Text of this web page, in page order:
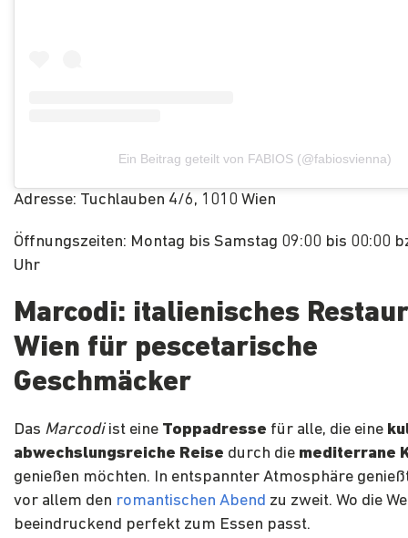
Ein Beitrag geteilt von FABIOS (@fabiosvienna)
Adresse: Tuchlauben 4/6, 1010 Wien
Öffnungszeiten: Montag bis Samstag 09:00 bis 00:00
Uhr
Marcodi: italienisches
Wien für pescetarische
Geschmäcker
Das Marcodiist eine Toppadresse für alle, die eine
abwechslungsreiche Reise durch die mediterrane
genießen möchten. In entspannter Atmosphäre
vor allem den romantischen Abend zu zweit. Wo die
beeindruckend perfekt zum Essen passt.